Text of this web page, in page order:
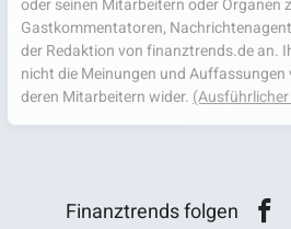
Gastkommentatoren,
der Redaktion von finanztrends.de an.
nicht die Meinungen und
deren Mitarbeitern wider.
Finanztrends folgen